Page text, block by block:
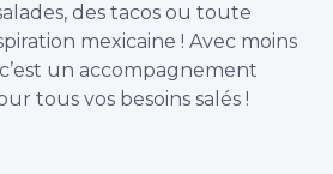
des tacos ou toute
mexicaine ! Avec moins
un accompagnement
tous vos besoins salés !